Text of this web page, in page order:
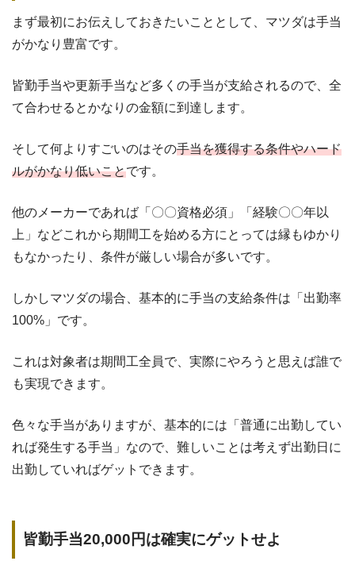
まず最初にお伝えしておきたいこととして、マツダは手当
がかなり豊富です。
皆勤手当や更新手当など多くの手当が支給されるので、全
て合わせるとかなりの金額に到達します。
そして何よりすごいのはその手当を獲得する条件やハード
ルがかなり低いことです。
他のメーカーであれば「〇〇資格必須」「経験〇〇年以
上」などこれから期間工を始める方にとっては縁もゆかり
もなかったり、条件が厳しい場合が多いです。
しかしマツダの場合、基本的に手当の支給条件は「出勤率
100%」です。
これは対象者は期間工全員で、実際にやろうと思えば誰で
も実現できます。
色々な手当がありますが、基本的には「普通に出勤してい
れば発生する手当」なので、難しいことは考えず出勤日に
出勤していればゲットできます。
皆勤手当20,000円は確実にゲットせよ